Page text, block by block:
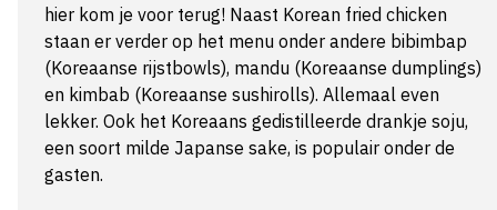
hier kom je voor terug! Naast Korean fried chicken
staan er verder op het menu onder andere bibimbap
(Koreaanse rijstbowls), mandu (Koreaanse dumplings)
en kimbab (Koreaanse sushirolls). Allemaal even
lekker. Ook het Koreaans gedistilleerde drankje soju,
een soort milde Japanse sake, is populair onder de
gasten.